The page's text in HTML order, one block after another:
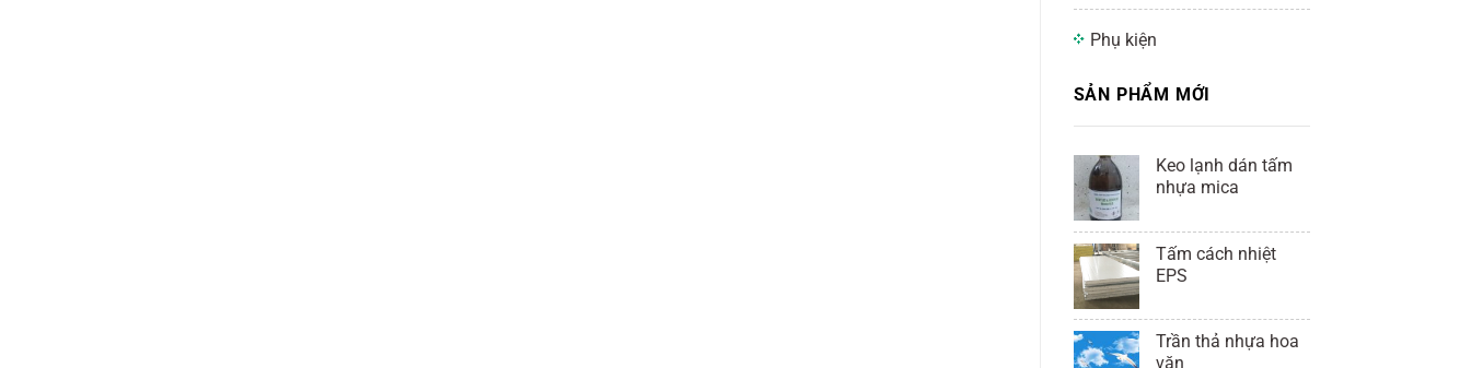
Phụ kiện
SẢN PHẨM MỚI
Keo lạnh dán tấm
nhựa mica
Tấm cách nhiệt
EPS
Trần thả nhựa hoa
văn